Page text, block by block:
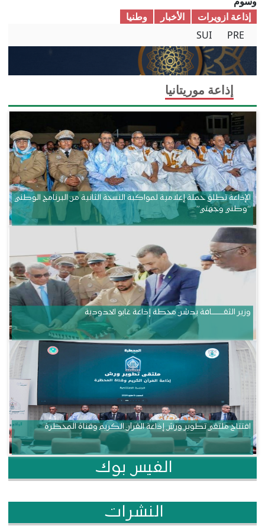
إذاعة ازويرات
الأخبار
وطنیا
PRE
SUI
إذاعة موريتانيا
الإذاعة تطلق حملة إعلامية لمواكبة النسخة الثانية من البرنامج الوطني
“وطني وجهتي”
وزير الثقــــــــــافة يدشن محطة إذاعة غابو الحدودية
افتتاح ملتقى تطوير ورش إذاعة القرآن الكريم وقناة المحظرة
الفيس بوك
النشرات